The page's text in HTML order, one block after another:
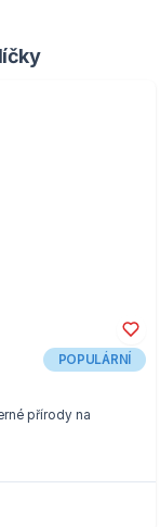
POPULÁRNÍ
přírody na